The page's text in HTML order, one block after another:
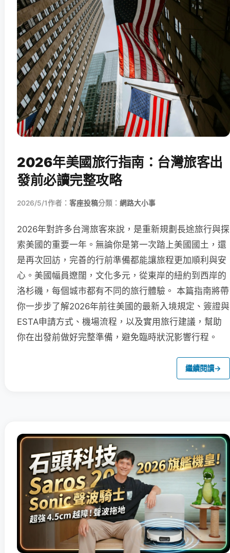
2026年美國旅行指南：台灣旅客出
發前必讀完整攻略
2026/5/1作者： 客座投稿分類： 網路大小事
2026年對許多台灣旅客來說，是重新規劃長途旅行與探
索美國的重要一年。無論你是第一次踏上美國國土，還
是再次回訪，完善的行前準備都能讓旅程更加順利與安
心。美國幅員遼闊，文化多元，從東岸的紐約到西岸的
洛杉磯，每個城市都有不同的旅行體驗。 本篇指南將帶
你一步步了解2026年前往美國的最新入境規定、簽證與
ESTA申請方式、機場流程，以及實用旅行建議，幫助
你在出發前做好完整準備，避免臨時狀況影響行程。
繼續閱讀→